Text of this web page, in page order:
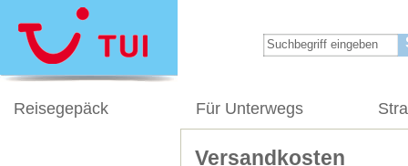
Reisegepäck Für Unterwegs
Versandkosten